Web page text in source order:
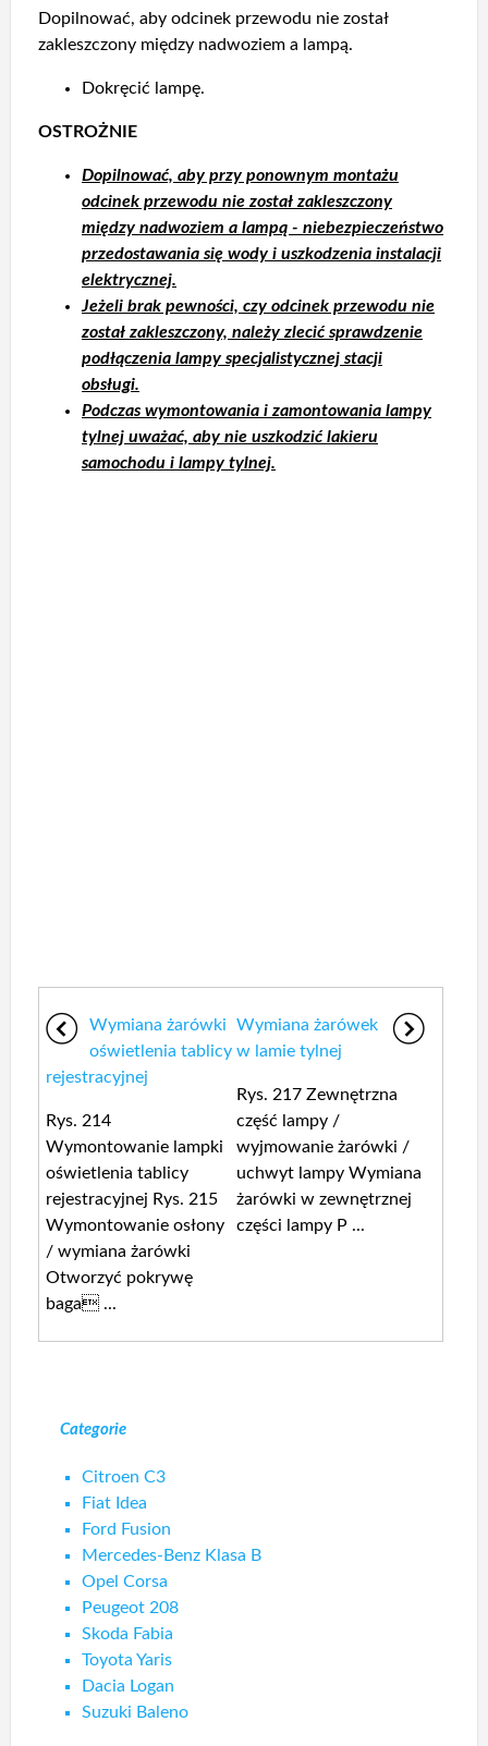
Dopilnować, aby odcinek przewodu nie został
zakleszczony między nadwoziem a lampą.
Dokręcić lampę.
OSTROŻNIE
Dopilnować, aby przy ponownym montażu
odcinek przewodu nie został zakleszczony
między nadwoziem a lampą - niebezpieczeństwo
przedostawania się wody i uszkodzenia instalacji
elektrycznej.
Jeżeli brak pewności, czy odcinek przewodu nie
został zakleszczony, należy zlecić sprawdzenie
podłączenia lampy specjalistycznej stacji
obsługi.
Podczas wymontowania i zamontowania lampy
tylnej uważać, aby nie uszkodzić lakieru
samochodu i lampy tylnej.
Wymiana żarówki
oświetlenia tablicy
rejestracyjnej
Rys. 214
Wymontowanie lampki
oświetlenia tablicy
rejestracyjnej Rys. 215
Wymontowanie osłony
/ wymiana żarówki
Otworzyć pokrywę
baga ...
Wymiana żarówek
w lamie tylnej
Rys. 217 Zewnętrzna
część lampy /
wyjmowanie żarówki /
uchwyt lampy Wymiana
żarówki w zewnętrznej
części lampy P ...
Categorie
Citroen C3
Fiat Idea
Ford Fusion
Mercedes-Benz Klasa B
Opel Corsa
Peugeot 208
Skoda Fabia
Toyota Yaris
Dacia Logan
Suzuki Baleno